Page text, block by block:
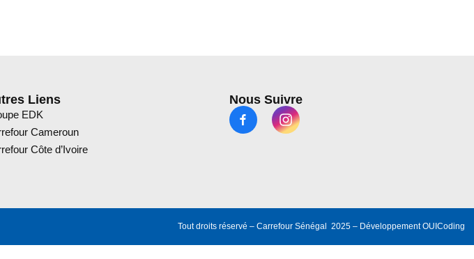
Liens
EDK
Cameroun
Côte d’Ivoire
Nous Suivre
Tout droits réservé – Carrefour Sénégal 2025 – DéveloppementOUICoding